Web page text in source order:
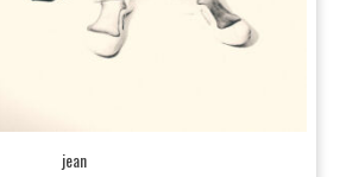
jean